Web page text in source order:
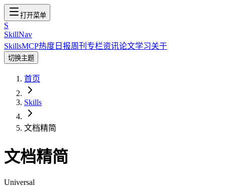
打开菜单
S
SkillNav
SkillsMCP热度 日报周刊 专栏资讯论文学习关于
切换主题
首页
Skills
文档精简
文档精简
Universal